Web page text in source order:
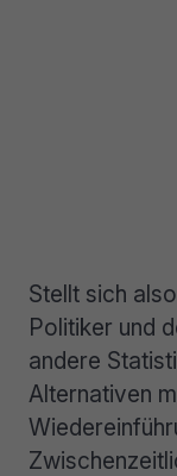
Stellt sich
Politiker und
andere
Alternativen